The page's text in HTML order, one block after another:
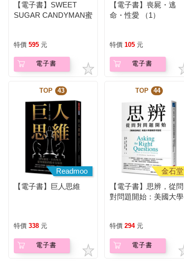
【電子書】SWEET
SUGAR CANDYMAN蜜
特價 595 元
電子書
【電子書】喪屍・逃
命・性愛 （1）
特價 105 元
電子書
TOP 43
Readmoo
【電子書】巨人思維
特價 338 元
電子書
TOP 44
金石堂
【電子書】思辨，從問
對問題開始：美國大學
特價 294 元
電子書